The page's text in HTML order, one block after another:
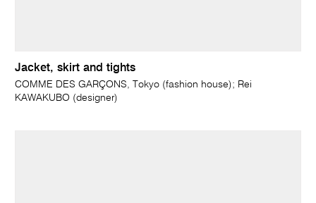
Jacket, skirt and tights
COMME DES GARÇONS, Tokyo (fashion house); Rei
KAWAKUBO (designer)